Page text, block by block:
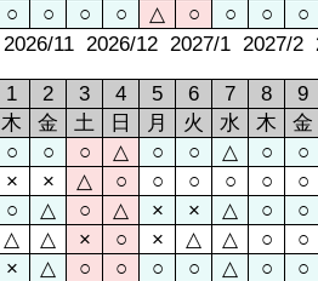
○ ○ ○ ○ △ ○ ○ ○
○
2026/11 2026/12 2027/1 2027/2
1 2 3 4 5 6 7 8
9
木
金 土 日 月 火 水 木
金
○ ○ ○ △ ○ ○ △ ○
○
× × △ ○ ○ ○ ○ ○
○
○ △ ○ △ × × △ ○
○
△ △ × ○ × △ △ ○
○
× △ ○ ○ ○ ○ △ ○
○